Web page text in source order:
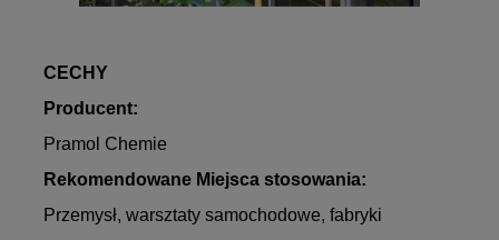
CECHY
Producent:
Pramol Chemie
Rekomendowane Miejsca stosowania:
Przemysł, warsztaty samochodowe, fabryki